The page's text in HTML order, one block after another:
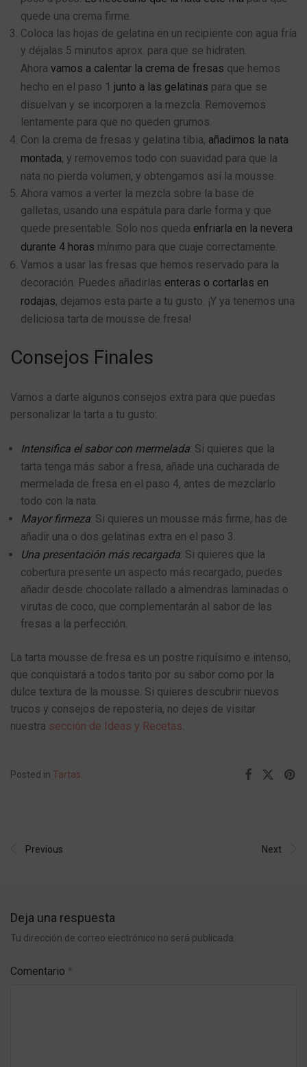
quede una crema firme.
Coloca las hojas de gelatina en un recipiente con agua fría
y déjalas 5 minutos aprox. para que se hidraten.
Ahora vamos a calentar la crema de fresas que hemos
hecho en el paso 1 junto a las gelatinas para que se
disuelvan y se incorporen a la mezcla. Removemos
lentamente para que no queden grumos.
Con la crema de fresas y gelatina tibia, añadimos la nata
montada, y removemos todo con suavidad para que la
nata no pierda volumen, y obtengamos así la mousse.
Ahora vamos a verter la mezcla sobre la base de
galletas, usando una espátula para darle forma y que
quede presentable. Solo nos queda enfriarla en la nevera
durante 4 horas mínimo para que cuaje correctamente.
Vamos a usar las fresas que hemos reservado para la
decoración. Puedes añadirlas enteras o cortarlas en
rodajas, dejamos esta parte a tu gusto. ¡Y ya tenemos una
deliciosa tarta de mousse de fresa!
Consejos Finales
Vamos a darte algunos consejos extra para que puedas
personalizar la tarta a tu gusto:
Intensifica el sabor con mermelada: Si quieres que la
tarta tenga más sabor a fresa, añade una cucharada de
mermelada de fresa en el paso 4, antes de mezclarlo
todo con la nata.
Mayor firmeza: Si quieres un mousse más firme, has de
añadir una o dos gelatinas extra en el paso 3.
Una presentación más recargada: Si quieres que la
cobertura presente un aspecto más recargado, puedes
añadir desde chocolate rallado a almendras laminadas o
virutas de coco, que complementarán al sabor de las
fresas a la perfección.
La tarta mousse de fresa es un postre riquísimo e intenso,
que conquistará a todos tanto por su sabor como por la
dulce textura de la mousse. Si quieres descubrir nuevos
trucos y consejos de repostería, no dejes de visitar
nuestra sección de Ideas y Recetas.
Posted in Tartas
Previous Next
Deja una respuesta
Tu dirección de correo electrónico no será publicada.
Comentario